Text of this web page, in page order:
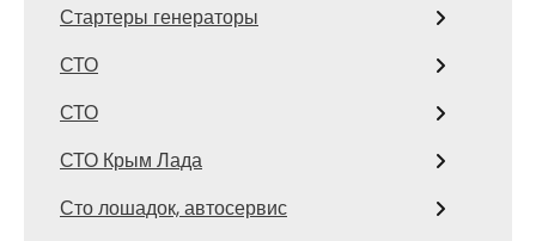
Стартеры генераторы
СТО
СТО
СТО Крым Лада
Сто лошадок, автосервис